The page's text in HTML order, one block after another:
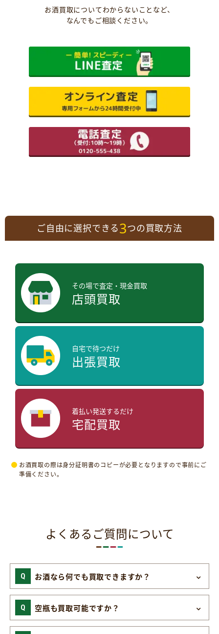
お酒買取についてわからないことなど、
なんでもご相談ください。
ご自由に選択できる3つの買取方法
その場で査定・現金買取
店頭買取
自宅で待つだけ
出張買取
着払い発送するだけ
宅配買取
お酒買取の際は身分証明書のコピーが必要となりますので事前にご
準備ください。
よくあるご質問について
お酒なら何でも買取できますか？
空瓶も買取可能ですか？